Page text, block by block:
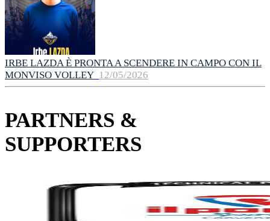
IRBE LAZDA È PRONTA A SCENDERE IN CAMPO CON IL
MONVISO VOLLEY 12/05/2026
PARTNERS &
SUPPORTERS